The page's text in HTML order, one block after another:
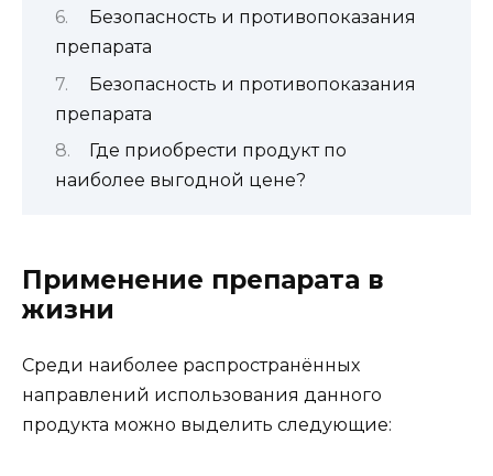
Безопасность и противопоказания
препарата
Безопасность и противопоказания
препарата
Где приобрести продукт по
наиболее выгодной цене?
Применение препарата в
жизни
Среди наиболее распространённых
направлений использования данного
продукта можно выделить следующие: